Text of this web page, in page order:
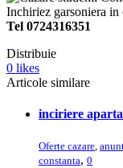
Inchiriez garsoniera in
Tel 0724316351
Distribuie
0 likes
Articole similare
inciriere
Oferte cazare,
constanta, 0